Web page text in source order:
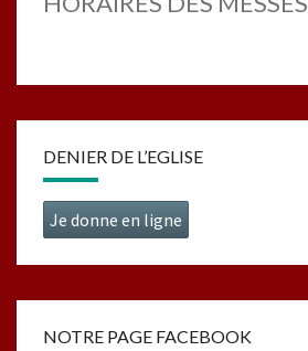
DENIER DE L’EGLISE
Je donne en ligne
NOTRE PAGE FACEBOOK